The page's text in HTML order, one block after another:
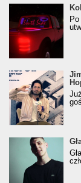
Kobik -
[Official
Jimek
Hopu" -
Gładki JR -